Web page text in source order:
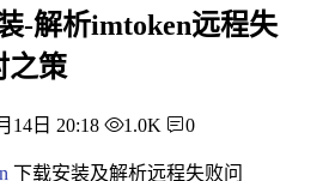
-解析imtoken远程失
之策
14日 20:18 1.0K 0
下载安装及解析远程失败问